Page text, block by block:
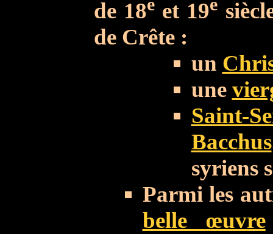
de 18eet 19e
de Crête :
un
une
Saint-
Bacchus
syriens
Parmi les
belle œuvre